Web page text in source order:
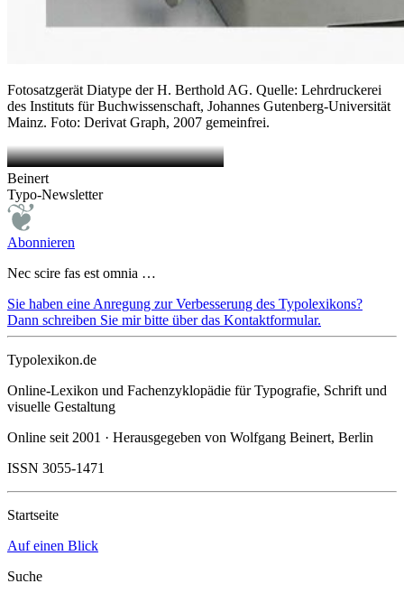
Fotosatzgerät Diatype der H. Berthold AG. Quelle: Lehrdruckerei
des Instituts für Buchwissenschaft, Johannes Gutenberg-Universität
Mainz. Foto: Derivat Graph, 2007 gemeinfrei.
Beinert
Typo-Newsletter
Abonnieren
Nec scire fas est omnia …
Sie haben eine Anregung zur Verbesserung des Typolexikons?
Dann schreiben Sie mir bitte über das Kontaktformular.
Typolexikon.de
Online-Lexikon und Fachenzyklopädie für Typografie, Schrift und
visuelle Gestaltung
Online seit 2001 · Herausgegeben von Wolfgang Beinert, Berlin
ISSN 3055-1471
Startseite
Auf einen Blick
Suche